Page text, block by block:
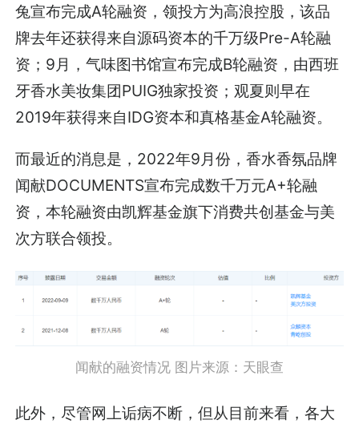
兔宣布完成A轮融资，领投方为高浪控股，该品
牌去年还获得来自源码资本的千万级Pre-A轮融
资；9月，气味图书馆宣布完成B轮融资，由西班
牙香水美妆集团PUIG独家投资；观夏则早在
2019年获得来自IDG资本和真格基金A轮融资。
而最近的消息是，2022年9月份，香水香氛品牌
闻献DOCUMENTS宣布完成数千万元A+轮融
资，本轮融资由凯辉基金旗下消费共创基金与美
次方联合领投。
闻献的融资情况 图片来源：天眼查
此外，尽管网上诟病不断，但从目前来看，各大